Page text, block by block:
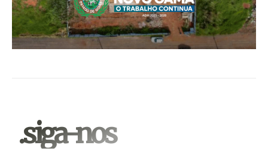
.siga-nos